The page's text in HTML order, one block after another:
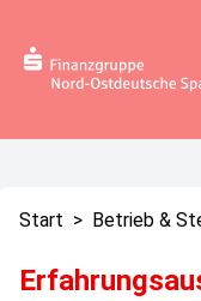
Start > Betrieb &